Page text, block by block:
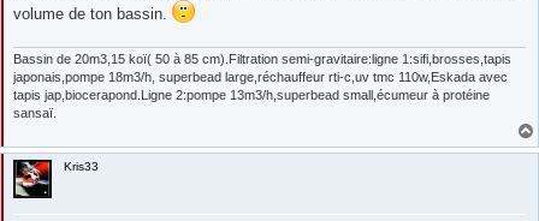
volume de ton bassin.
Bassin de 20m3,15 koï( 50 à 85 cm).Filtration semi-gravitaire:ligne 1:sifi,brosses,tapis
japonais,pompe 18m3/h, superbead large,réchauffeur rti-c,uv tmc 110w,Eskada avec
tapis jap,biocerapond.Ligne 2:pompe 13m3/h,superbead small,écumeur à protéine
sansaï.
Kris33